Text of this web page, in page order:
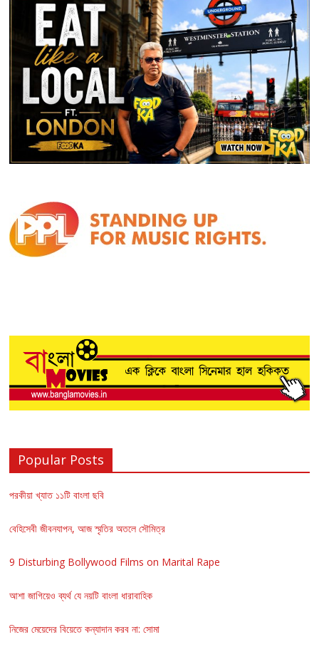
Popular Posts
পরকীয়া খ্যাত ১১টি বাংলা ছবি
বেহিসেবী জীবনযাপন, আজ স্মৃতির অতলে সৌমিত্র
9 Disturbing Bollywood Films on Marital Rape
আশা জাগিয়েও ব্যর্থ যে নয়টি বাংলা ধারাবাহিক
নিজের মেয়েদের বিয়েতে কন্যাদান করব না: সোমা